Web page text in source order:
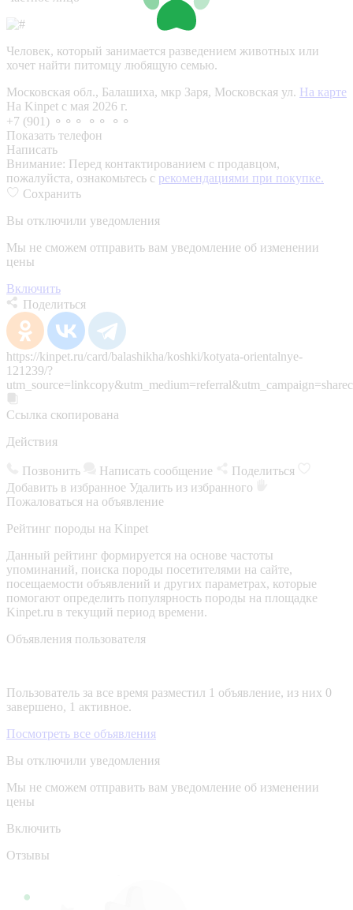
Человек, который занимается разведением животных или
хочет найти питомцу любящую семью.
Московская обл., Балашиха, мкр Заря, Московская ул. На карте
На Kinpet c мая 2026 г.
+7 (901) ⚬⚬⚬ ⚬⚬ ⚬⚬
Показать телефон
Написать
Внимание: Перед контактированием с продавцом,
пожалуйста, ознакомьтесь с рекомендациями при покупке.
Сохранить
Вы отключили уведомления
Мы не сможем отправить вам уведомление об изменении
цены
Включить
Поделиться
https://kinpet.ru/card/balashikha/koshki/kotyata-orientalnye-
121239/?
Ссылка скопирована
Действия
Позвонить Написать сообщение
Поделиться
Добавить в избранное Удалить из избранного
Пожаловаться на объявление
Рейтинг породы на Kinpet
Данный рейтинг формируется на основе частоты
упоминаний, поиска породы посетителями на сайте,
посещаемости объявлений и других параметрах, которые
помогают определить популярность породы на площадке
Kinpet.ru в текущий период времени.
Объявления пользователя
Пользователь за все время разместил 1 объявление, из них 0
завершено, 1 активное.
Посмотреть все объявления
Вы отключили уведомления
Мы не сможем отправить вам уведомление об изменении
цены
Включить
Отзывы